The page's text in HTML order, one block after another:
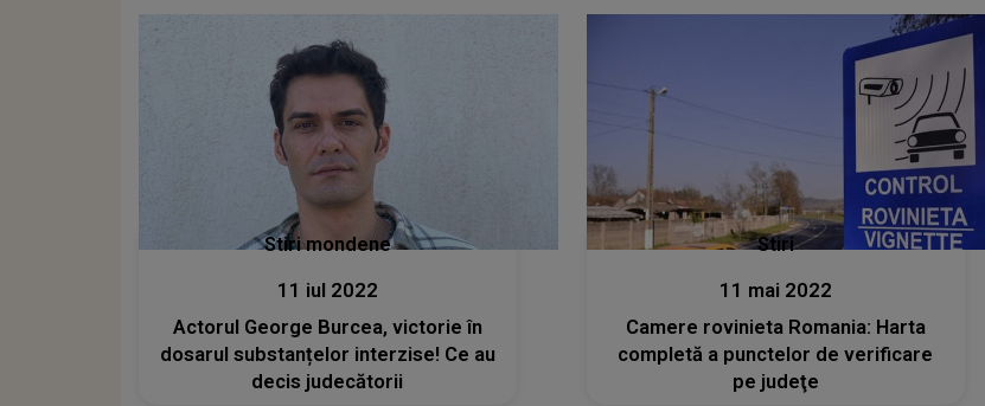
Stiri mondene
11 iul 2022
Actorul George Burcea, victorie în
dosarul substanțelor interzise! Ce au
decis judecătorii
Stiri
11 mai 2022
Camere rovinieta Romania: Harta
completă a punctelor de verificare
pe judeţe